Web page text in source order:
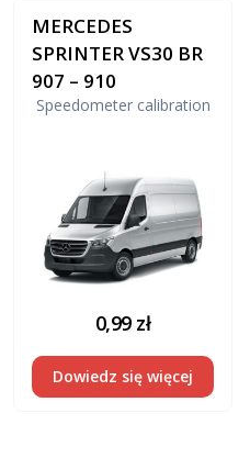
MERCEDES
SPRINTER VS30 BR
907 – 910
Speedometer calibration
0,99 zł
Dowiedz się więcej